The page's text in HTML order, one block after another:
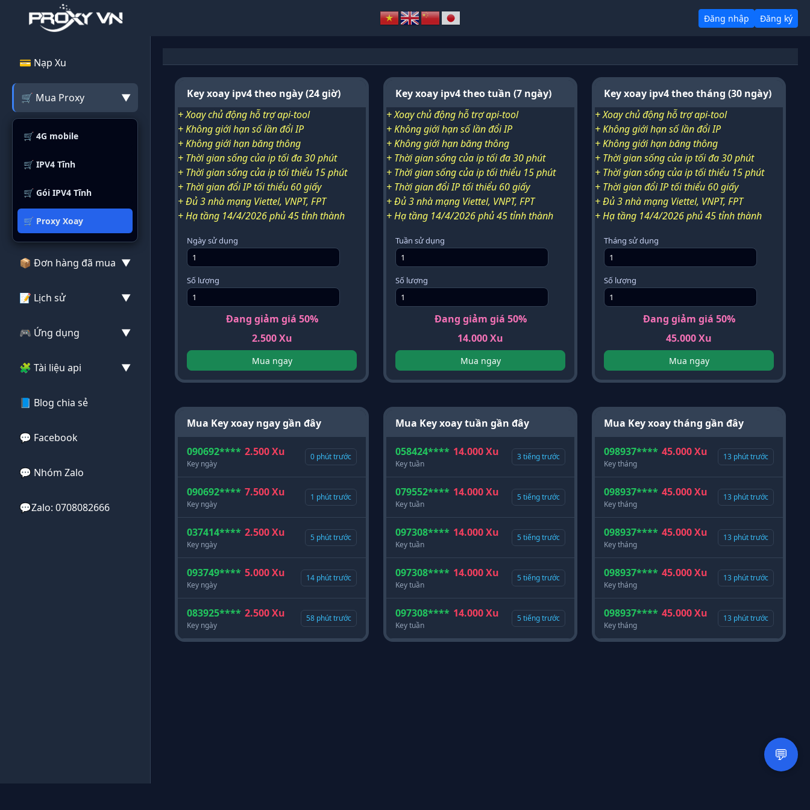
Đăng nhập Đăng ký
💳 Nạp Xu
🛒 Mua Proxy ▼
🛒 4G mobile
🛒 IPV4 Tĩnh
🛒 Gói IPV4 Tĩnh
🛒 Proxy Xoay
📦 Đơn hàng đã mua ▼
📦 4G mobile
📦 IPV4 Tĩnh
📝 Lịch sử ▼
📝 Lịch sử nạp
🎮 Ứng dụng ▼
📥 Tải ứng dụng
🧩 Tài liệu api ▼
🧩 Proxy Tĩnh
📘 Blog chia sẻ
💬 Facebook
💬 Nhóm Zalo
💬Zalo: 0708082666
Key xoay ipv4 theo ngày (24 giờ)
+ Xoay chủ động hỗ trợ api-tool
+ Không giới hạn số lần đổi IP
+ Không giới hạn băng thông
+ Thời gian sống của ip tối đa 30 phút
+ Thời gian sống của ip tối thiểu 15 phút
+ Thời gian đổi IP tối thiểu 60 giấy
+ Đủ 3 nhà mạng Viettel, VNPT, FPT
+ Hạ tầng 14/4/2026 phủ 45 tỉnh thành
Ngày sử dụng
Số lượng
Đang giảm giá 50%
2.500 Xu
Mua ngay
Key xoay ipv4 theo tuần (7 ngày)
+ Xoay chủ động hỗ trợ api-tool
+ Không giới hạn số lần đổi IP
+ Không giới hạn băng thông
+ Thời gian sống của ip tối đa 30 phút
+ Thời gian sống của ip tối thiểu 15 phút
+ Thời gian đổi IP tối thiểu 60 giấy
+ Đủ 3 nhà mạng Viettel, VNPT, FPT
+ Hạ tầng 14/4/2026 phủ 45 tỉnh thành
Tuần sử dụng
Số lượng
Đang giảm giá 50%
14.000 Xu
Mua ngay
Key xoay ipv4 theo tháng (30 ngày)
+ Xoay chủ động hỗ trợ api-tool
+ Không giới hạn số lần đổi IP
+ Không giới hạn băng thông
+ Thời gian sống của ip tối đa 30 phút
+ Thời gian sống của ip tối thiểu 15 phút
+ Thời gian đổi IP tối thiểu 60 giấy
+ Đủ 3 nhà mạng Viettel, VNPT, FPT
+ Hạ tầng 14/4/2026 phủ 45 tỉnh thành
Tháng sử dụng
Số lượng
Đang giảm giá 50%
45.000 Xu
Mua ngay
Mua Key xoay ngay gần đây
090692**** 2.500 Xu
Key ngày
0 phút trước
090692**** 7.500 Xu
Key ngày
1 phút trước
037414**** 2.500 Xu
Key ngày
5 phút trước
093749**** 5.000 Xu
Key ngày
14 phút trước
083925**** 2.500 Xu
Key ngày
58 phút trước
Mua Key xoay tuần gần đây
058424**** 14.000 Xu
Key tuần
3 tiếng trước
079552**** 14.000 Xu
Key tuần
5 tiếng trước
097308**** 14.000 Xu
Key tuần
5 tiếng trước
097308**** 14.000 Xu
Key tuần
5 tiếng trước
097308**** 14.000 Xu
Key tuần
5 tiếng trước
Mua Key xoay tháng gần đây
098937**** 45.000 Xu
Key tháng
13 phút trước
098937**** 45.000 Xu
Key tháng
13 phút trước
098937**** 45.000 Xu
Key tháng
13 phút trước
098937**** 45.000 Xu
Key tháng
13 phút trước
098937**** 45.000 Xu
Key tháng
13 phút trước